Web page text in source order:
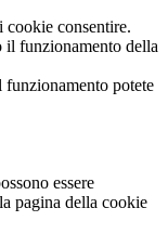
cookie consentire.
il funzionamento della
funzionamento potete
essere
pagina della cookie